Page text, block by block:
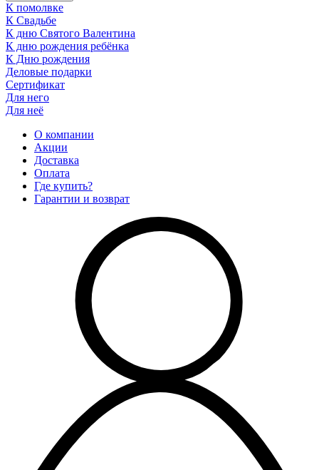
К помолвке
К Свадьбе
К дню Святого Валентина
К дню рождения ребёнка
К Дню рождения
Деловые подарки
Сертификат
Для него
Для неё
О компании
Акции
Доставка
Оплата
Где купить?
Гарантии и возврат